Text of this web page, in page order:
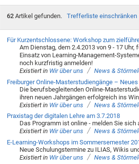
62Artikel gefunden. Trefferliste einschränken
Für Kurzentschlossene: Workshop zum
Am Dienstag, dem 2.4.2013 von 9 - 17
Einsatz von Learning-Management-
noch kurzfristig anmelden!
Existiert in Wir über uns / News &
Freiburger Online-Masterstudiengänge –
Die berufsbegleitenden Online-
ihren neuen Jahrgängen erfolgreich ins
Existiert in Wir über uns / News &
Praxistag der digitalen Lehre am 3.7.2018
Das Programm ist online - melden Sie sich
Existiert in Wir über uns / News &
E-Learning-Workshops im Sommersemester
Neue Schulungstermine zu ILIAS, Wikis
Existiert in Wir über uns / News &